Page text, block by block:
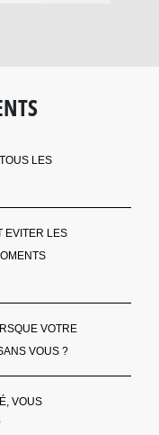
LES
EVITER LES
VOTRE
VOUS ?
VOUS